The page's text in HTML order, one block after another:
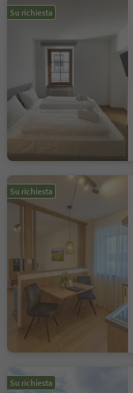
Su richiesta
Su richiesta
Su richiesta